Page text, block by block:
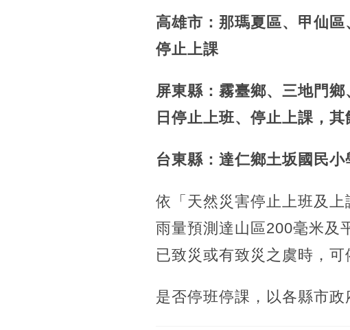
高雄市：那瑪夏區、甲仙
停止上課
屏東縣：霧臺鄉、三地門
日停止上班、停止上課，
台東縣：達仁鄉土坂國民
依「天然災害停止上班及
雨量預測達山區200毫米及
已致災或有致災之虞時，
是否停班停課，以各縣市政